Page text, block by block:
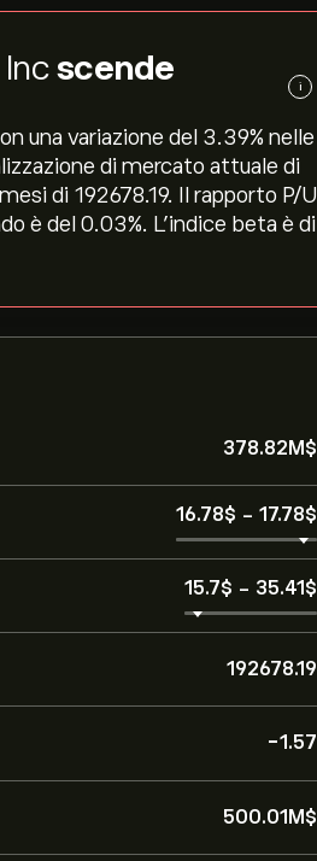
Incscende
i
una variazione del ‎3.39‎% nelle
di mercato attuale di
di 192678.19. Il rapporto P/U
è del 0.03%. L'indice beta è di
378.82M‎$‎
16.78‎$‎ - 17.78‎$‎
15.7‎$‎ - 35.41‎$‎
192678.19
-1.57
500.01M‎$‎